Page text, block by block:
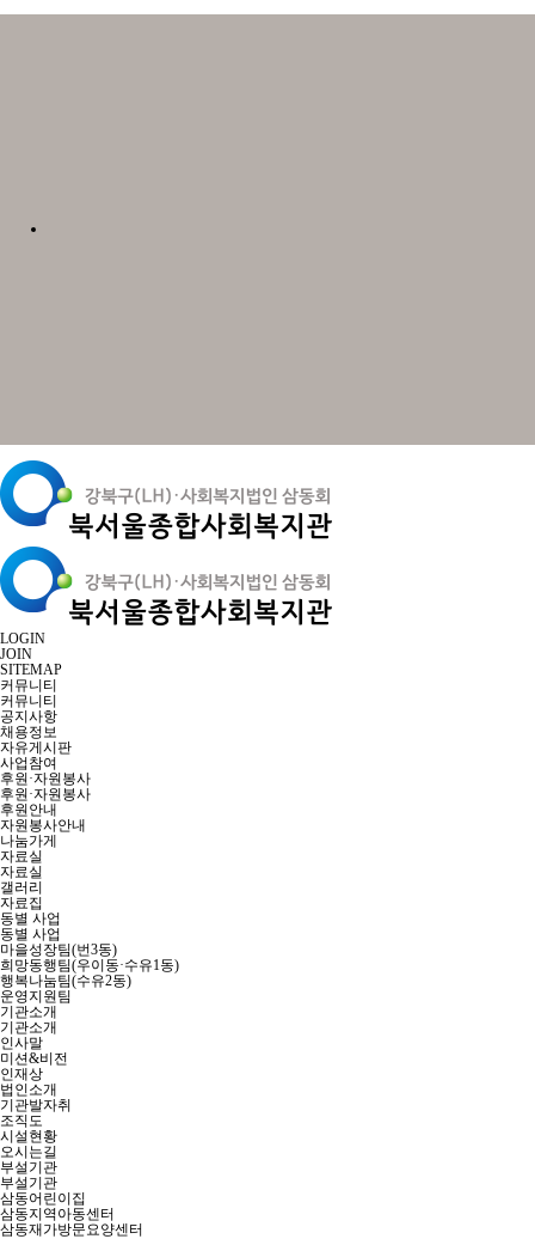
LOGIN
JOIN
SITEMAP
커뮤니티
커뮤니티
공지사항
채용정보
자유게시판
사업참여
후원·자원봉사
후원·자원봉사
후원안내
자원봉사안내
나눔가게
자료실
자료실
갤러리
자료집
동별 사업
동별 사업
마을성장팀(번3동)
희망동행팀(우이동·수유1동)
행복나눔팀(수유2동)
운영지원팀
기관소개
기관소개
인사말
미션&비전
인재상
법인소개
기관발자취
조직도
시설현황
오시는길
부설기관
부설기관
삼동어린이집
삼동지역아동센터
삼동재가방문요양센터